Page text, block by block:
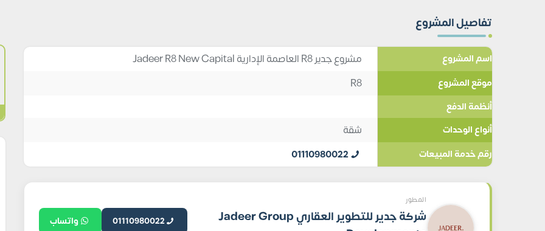
تفاصيل المشروع
اسم المشروع مشروع جدير R8 العاصمة الإدارية Jadeer R8 New Capital
موقع المشروع R8
أنظمة الدفع
أنواع الوحدات
شقة
رقم خدمة المبيعات 01110980022
المطور
شركة جدير للتطوير العقاري Jadeer Group
01110980022 واتساب